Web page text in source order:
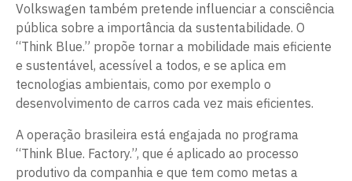
Volkswagen também pretende influenciar a consciência
pública sobre a importância da sustentabilidade. O
“Think Blue.” propõe tornar a mobilidade mais eficiente
e sustentável, acessível a todos, e se aplica em
tecnologias ambientais, como por exemplo o
desenvolvimento de carros cada vez mais eficientes.
A operação brasileira está engajada no programa
“Think Blue. Factory.”, que é aplicado ao processo
produtivo da companhia e que tem como metas a